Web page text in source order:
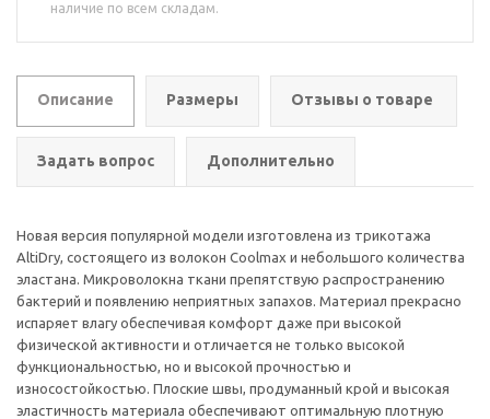
наличие по всем складам.
Описание Размеры Отзывы о товаре
Задать вопрос Дополнительно
Новая версия популярной модели изготовлена из трикотажа
AltiDry, состоящего из волокон Coolmax и небольшого количества
эластана. Микроволокна ткани препятствую распространению
бактерий и появлению неприятных запахов. Материал прекрасно
испаряет влагу обеспечивая комфорт даже при высокой
физической активности и отличается не только высокой
функциональностью, но и высокой прочностью и
износостойкостью. Плоские швы, продуманный крой и высокая
эластичность материала обеспечивают оптимальную плотную